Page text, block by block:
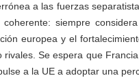
a las fuerzas
siempre
europea y el
Se espera que
a la UE a adoptar una